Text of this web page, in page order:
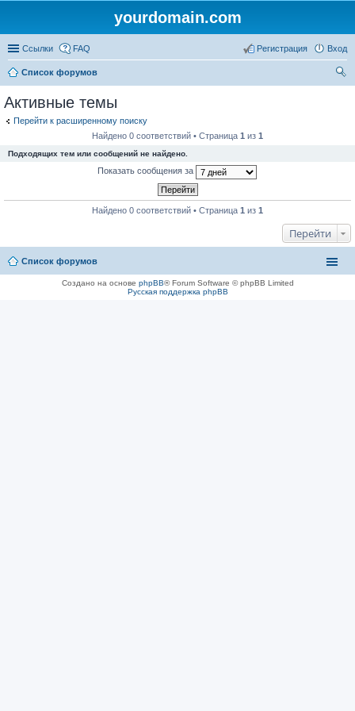
yourdomain.com
Ссылки FAQ Вход
Регистрация
Список форумов
Активные темы
Перейти к расширенному поиску
Найдено 0 соответствий • Страница 1 из 1
Подходящих тем или сообщений не найдено.
Показать сообщения за
Найдено 0 соответствий • Страница 1 из 1
Перейти
Список форумов
Создано на основе phpBB® Forum Software © phpBB Limited
Русская поддержка phpBB